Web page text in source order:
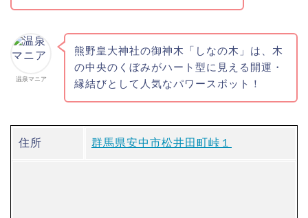
温泉マニア
熊野皇大神社の御神木「しなの木」は、木
の中央のくぼみがハート型に見える開運・
縁結びとして人気なパワースポット！
住所 群馬県安中市松井田町峠１